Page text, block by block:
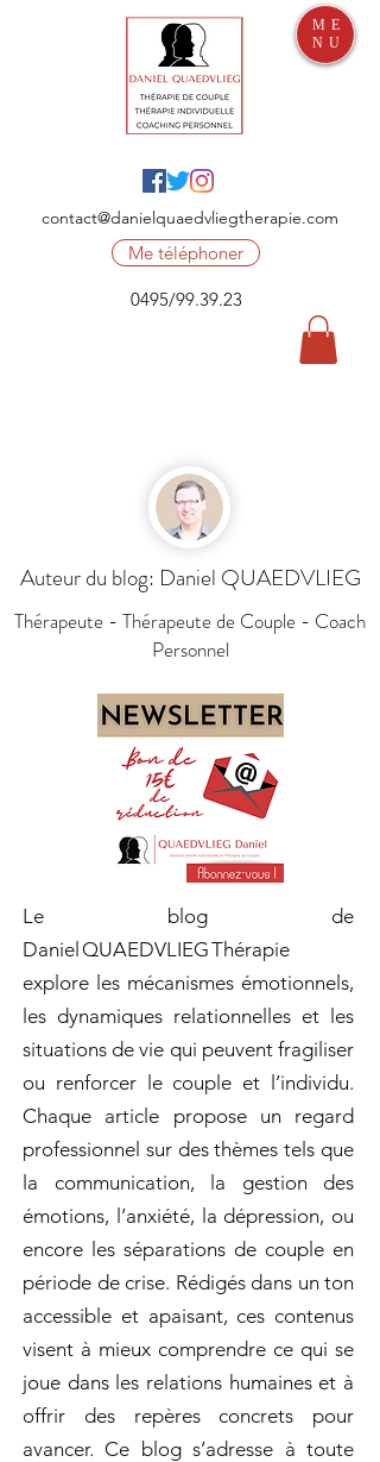
contact@danielquaedvliegtherapie.com
Me téléphoner
0495/99.39.23
ME
NU
Auteur du blog: Daniel QUAEDVLIEG
Thérapeute - Thérapeute de Couple - Coach
Personnel
Le blog de
Daniel QUAEDVLIEG Thérapie
explore les mécanismes émotionnels,
les dynamiques relationnelles et les
situations de vie qui peuvent fragiliser
ou renforcer le couple et l’individu.
Chaque article propose un regard
professionnel sur des thèmes tels que
la communication, la gestion des
émotions, l’anxiété, la dépression, ou
encore les séparations de couple en
période de crise. Rédigés dans un ton
accessible et apaisant, ces contenus
visent à mieux comprendre ce qui se
joue dans les relations humaines et à
offrir des repères concrets pour
avancer. Ce blog s’adresse à toute